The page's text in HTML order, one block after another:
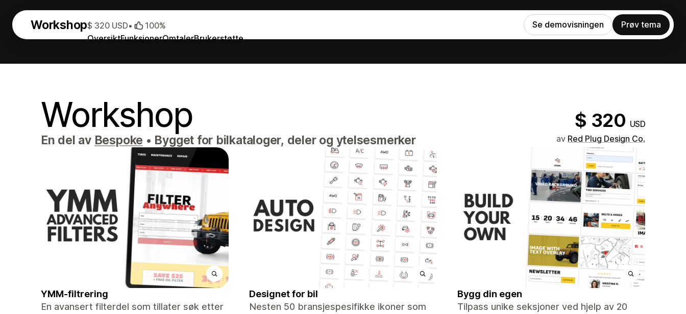
Workshop
OversiktFunksjonerOmtalerBrukerstøtte
$ 320 USD• 100% Se demovisningen Prøv tema
Workshop $ 320 USD
En del av Bespoke • Bygget for bilkataloger, deler og ytelsesmerker av Red Plug Design Co.
YMM-filtrering
En avansert filterdel som tillater søk etter
Designet for bil
Nesten 50 bransjespesifikke ikoner som
Bygg din egen
Tilpass unike seksjoner ved hjelp av 20